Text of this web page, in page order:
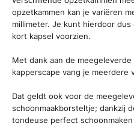
opzetkammen kan je variëren
millimeter. Je kunt hierdoor
kort kapsel voorzien.
Met dank aan de meegeleverde
kapperscape vang je meerdere
Dat geldt ook voor de
schoonmaakborsteltje; dankzij
tondeuse perfect